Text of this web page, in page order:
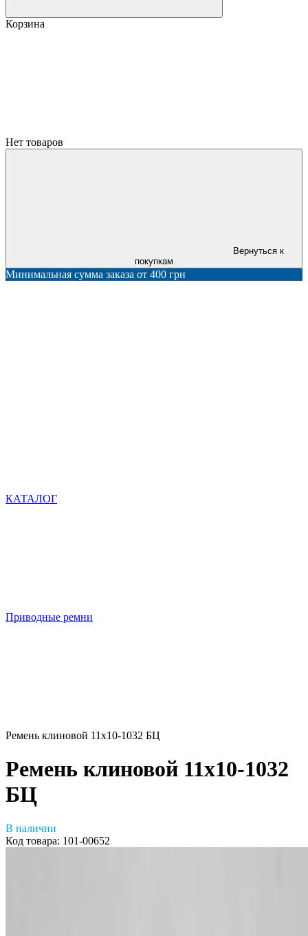
Корзина
Нет товаров
Вернуться к
покупкам
Минимальная сумма заказа от 400 грн
КАТАЛОГ
Приводные ремни
Ремень клиновой 11х10-1032 БЦ
Ремень клиновой 11х10-1032
БЦ
В наличии
Код товара: 101-00652